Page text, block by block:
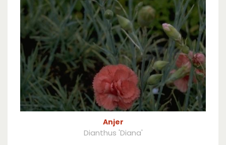
Anjer
Dianthus 'Diana'